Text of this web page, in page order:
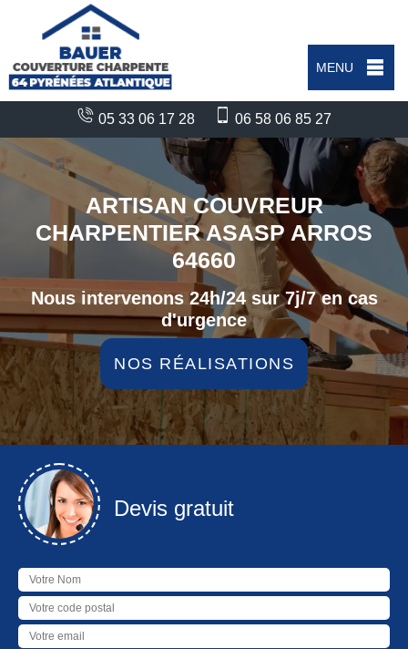
MENU
05 33 06 17 28 06 58 06 85 27
ARTISAN COUVREUR
CHARPENTIER ASASP ARROS
64660
Nous intervenons 24h/24 sur 7j/7 en cas
d'urgence
NOS RÉALISATIONS
Devis gratuit